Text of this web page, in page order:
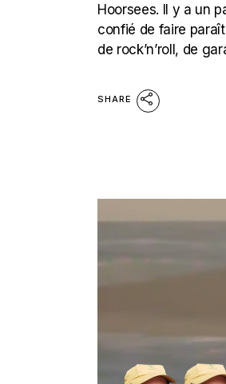
Hoorsees. Il y a un
confié de faire
de rock’n’roll, de
SHARE